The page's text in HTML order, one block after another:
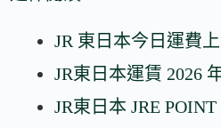
JR 東日本今日運費
JR東日本運賃 2026
JR東日本 JRE